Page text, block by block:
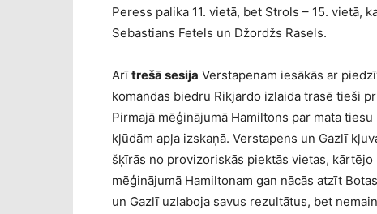
Peress palika 11. vietā, bet Strols – 15. vietā,
Sebastians Fetels un Džordžs Rasels.
Arītrešā sesija Verstapenam iesākās ar
komandas biedru Rikjardo izlaida trasē tieši
Pirmajā mēģinājumā Hamiltons par mata
kļūdām apļa izskaņā. Verstapens un Gazlī
šķīrās no provizoriskās piektās vietas,
mēģinājumā Hamiltonam gan nācās atzīt
un Gazlī uzlaboja savus rezultātus, bet